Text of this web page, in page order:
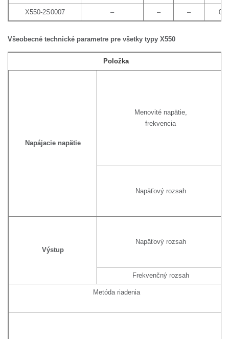
X550-2S0007 – – –
Všeobecné technické parametre pre všetky typy X550
Položka
Napájacie napätie
Menovité napätie,
frekvencia
Napäťový rozsah
Výstup
Napäťový rozsah
Frekvenčný rozsah
Metóda riadenia